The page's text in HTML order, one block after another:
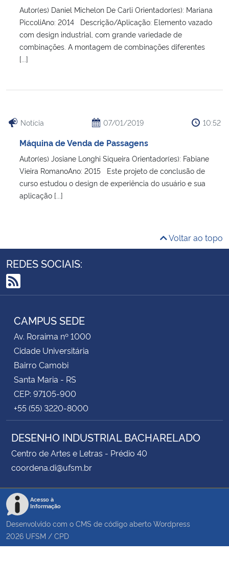
Autor(es) Daniel Michelon De Carli Orientador(es): Mariana
PiccoliAno: 2014 Descrição/Aplicação: Elemento vazado
com design industrial, com grande variedade de
combinações. A montagem de combinações diferentes
[...]
Notícia 07/01/2019 10:52
Máquina de Venda de Passagens
Autor(es) Josiane Longhi Siqueira Orientador(es): Fabiane
Vieira RomanoAno: 2015 Este projeto de conclusão de
curso estudou o design de experiência do usuário e sua
aplicação [...]
Voltar ao topo
REDES SOCIAIS:
RSS
CAMPUS SEDE
Av. Roraima nº 1000
Cidade Universitária
Bairro Camobi
Santa Maria - RS
CEP: 97105-900
+55 (55) 3220-8000
DESENHO INDUSTRIAL BACHARELADO
Centro de Artes e Letras - Prédio 40
coordena.di@ufsm.br
Acesso à
Informação
Desenvolvido com o CMS de código aberto Wordpress
2026 UFSM / CPD